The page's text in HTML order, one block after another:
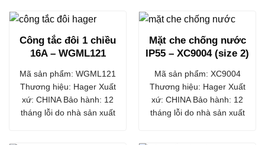
Công tắc đôi 1 chiều
16A – WGML121
Mã sản phẩm: WGML121
Thương hiệu: Hager Xuất
xứ: CHINA Bảo hành: 12
tháng lỗi do nhà sản xuất
Mặt che chống nước
IP55 – XC9004 (size 2)
Mã sản phẩm: XC9004
Thương hiệu: Hager Xuất
xứ: CHINA Bảo hành: 12
tháng lỗi do nhà sản xuất